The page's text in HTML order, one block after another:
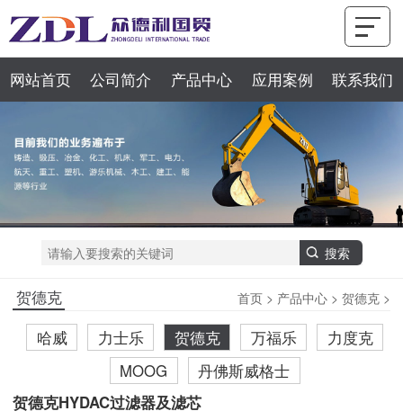
网站首页 公司简介 产品中心 应用案例 联系我们
贺德克 首页 > 产品中心 > 贺德克 >
哈威 力士乐 贺德克 万福乐
力度克
MOOG
丹佛斯威格士
贺德克HYDAC过滤器及滤芯